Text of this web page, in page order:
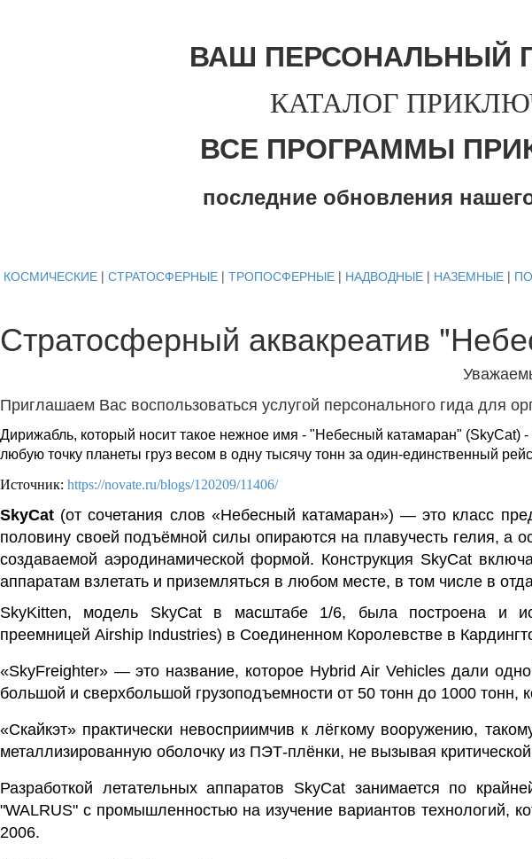
ВАШ ПЕРСОНАЛЬНЫЙ
КАТАЛОГ
ВСЕ ПРОГРАММЫ
последние обновления
КОСМИЧЕСКИЕ | СТРАТОСФЕРНЫЕ | ТРОПОСФЕРНЫЕ | НАДВОДНЫЕ | НАЗЕМНЫЕ |
Стратосферный аквакреатив
Приглашаем Вас воспользоваться услугой персонального гида для
Дирижабль, который носит такое нежное имя - "Небесный катамаран"
любую точку планеты груз весом в одну тысячу тонн за один-единственный
Источник: https://novate.ru/blogs/120209/11406/
SkyCat (от сочетания слов «Небесный катамаран») — это класс
половину своей подъёмной силы опираются на плавучесть гелия, а
создаваемой аэродинамической формой. Конструкция SkyCat
аппаратам взлетать и приземляться в любом месте, в том числе в
SkyKitten,
модель SkyCat в масштабе 1/6, была построена и
преемницей Airship Industries) в Соединенном Королевстве в
«SkyFreighter» — это название, которое Hybrid Air Vehicles дали
большой и сверхбольшой грузоподъемности от 50 тонн до 1000 тонн,
«Скайкэт» практически невосприимчив к лёгкому вооружению,
металлизированную оболочку из ПЭТ-плёнки, не вызывая
Разработкой летательных аппаратов SkyCat занимается по
"WALRUS" с промышленностью на изучение вариантов технологий,
2006.